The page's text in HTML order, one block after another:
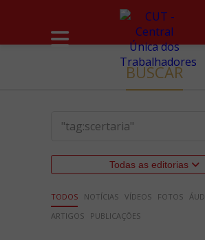
BUSCAR
Todas as editorias
TODOS NOTÍCIAS VÍDEOS FOTOS
ARTIGOS
PUBLICAÇÕES